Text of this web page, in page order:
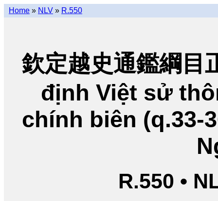
Home » NLV » R.550
欽定越史通鑑綱目
định Việt sử
chính biên (q.33-
R.550 •